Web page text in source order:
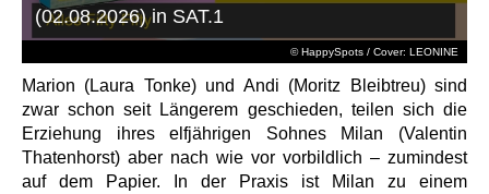
© HappySpots / Cover: LEONINE
(02.08.2026) in SAT.1
Marion (Laura Tonke) und Andi (Moritz Bleibtreu) sind
zwar schon seit Längerem geschieden, teilen sich die
Erziehung ihres elfjährigen Sohnes Milan (Valentin
Thatenhorst) aber nach wie vor vorbildlich – zumindest
auf dem Papier. In der Praxis ist Milan zu einem